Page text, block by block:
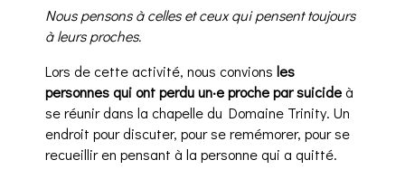
Nous pensons à celles et ceux qui pensent toujours
à leurs proches.
Lors de cette activité, nous convions les
personnes qui ont perdu un·e proche par suicide à
se réunir dans la chapelle du Domaine Trinity. Un
endroit pour discuter, pour se remémorer, pour se
recueillir en pensant à la personne qui a quitté.